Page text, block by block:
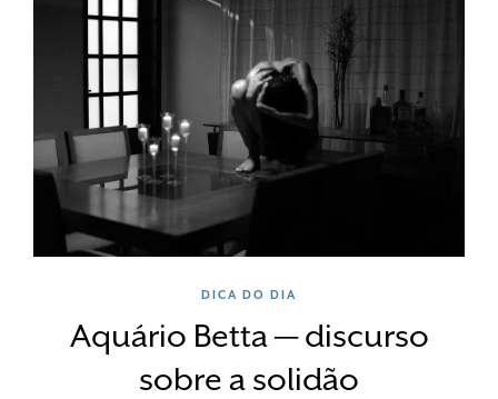
DICA DO DIA
Aquário Betta — discurso
sobre a solidão